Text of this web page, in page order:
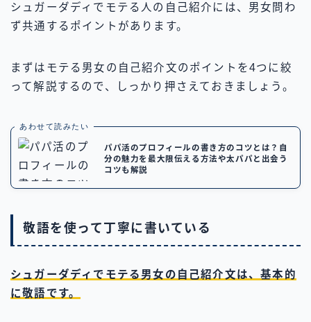
シュガーダディでモテる人の自己紹介には、男女問わ
ず共通するポイントがあります。
まずはモテる男女の自己紹介文のポイントを4つに絞
って解説するので、しっかり押さえておきましょう。
あわせて読みたい
パパ活のプロフィールの書き方のコツとは？自
分の魅力を最大限伝える方法や太パパと出会う
コツも解説
敬語を使って丁寧に書いている
シュガーダディでモテる男女の自己紹介文は、基本的
に敬語です。